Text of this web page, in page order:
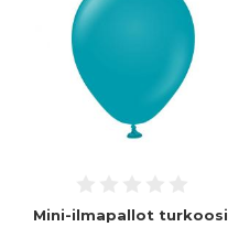
Mini-ilmapallot turkoosi